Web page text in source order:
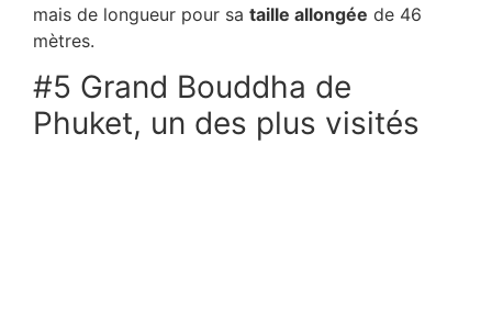
mais de longueur pour sa taille allongée de 46
mètres.
#5 Grand Bouddha de
Phuket, un des plus visités